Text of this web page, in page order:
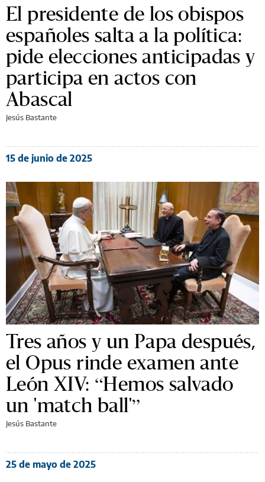
El presidente de los obispos
españoles salta a la política:
pide elecciones anticipadas y
participa en actos con
Abascal
Jesús Bastante
15 de junio de 2025
Tres años y un Papa después,
el Opus rinde examen ante
León XIV: “Hemos salvado
un 'match ball'”
Jesús Bastante
25 de mayo de 2025